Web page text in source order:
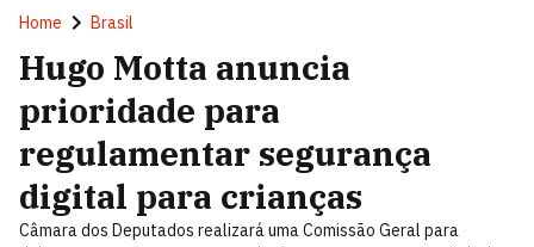
Home Brasil
Hugo Motta anuncia
prioridade para
regulamentar segurança
digital para crianças
Câmara dos Deputados realizará uma Comissão Geral para